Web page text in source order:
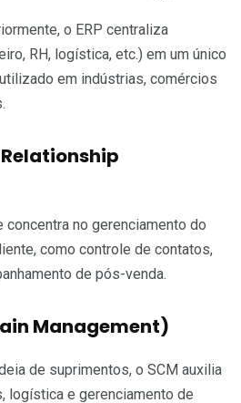
o ERP centraliza
RH, logística, etc.) em um único
em indústrias, comércios
no gerenciamento do
como controle de contatos,
de pós-venda.
Management)
de suprimentos, o SCM auxilia
logística e gerenciamento de